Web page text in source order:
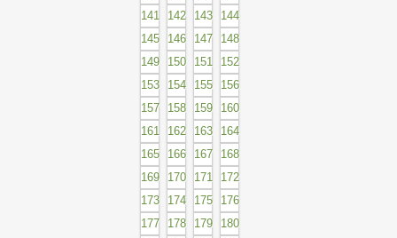
141
142 143
144
145
146 147
148
149
150 151
152
153
154 155
156
157
158 159
160
161
162 163
164
165
166 167
168
169
170 171
172
173
174 175
176
177
178 179
180